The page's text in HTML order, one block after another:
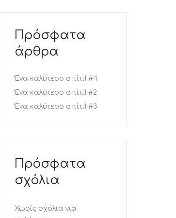
Πρόσφατα
άρθρα
Ένα καλύτερο σπίτι! #4
Ένα καλύτερο σπίτι! #2
Ένα καλύτερο σπίτι! #3
Πρόσφατα
σχόλια
Χωρίς σχόλια για